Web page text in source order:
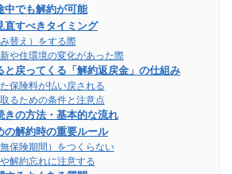
中でも解約が可能
直すべきタイミング
替え）をする際
や住環境の変化があった際
と戻ってくる「解約返戻金」の仕組み
保険料が払い戻される
るための条件と注意点
きの方法・基本的な流れ
の解約時の重要ルール
保険期間）をつくらない
解約忘れに注意する